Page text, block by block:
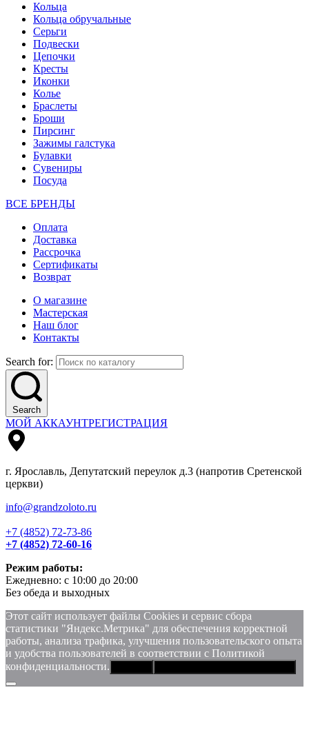
Кольца
Кольца обручальные
Серьги
Подвески
Цепочки
Кресты
Иконки
Колье
Браслеты
Броши
Пирсинг
Зажимы галстука
Булавки
Сувениры
Посуда
ВСЕ БРЕНДЫ
Оплата
Доставка
Рассрочка
Сертификаты
Возврат
О магазине
Мастерская
Наш блог
Контакты
Search for:
Search
МОЙ АККАУНТРЕГИСТРАЦИЯ
г. Ярославль, Депутатский переулок д.3 (напротив Сретенской
церкви)
info@grandzoloto.ru
+7 (4852) 72-73-86
+7 (4852) 72-60-16
Режим работы:
Ежедневно: с 10:00 до 20:00
Без обеда и выходных
Этот сайт использует файлы Сookies и сервис сбора
статистики "Яндекс.Метрика" для обеспечения корректной
работы, анализа трафика, улучшения пользовательского опыта
и удобства пользователей в соответствии с Политикой
конфиденциальности.